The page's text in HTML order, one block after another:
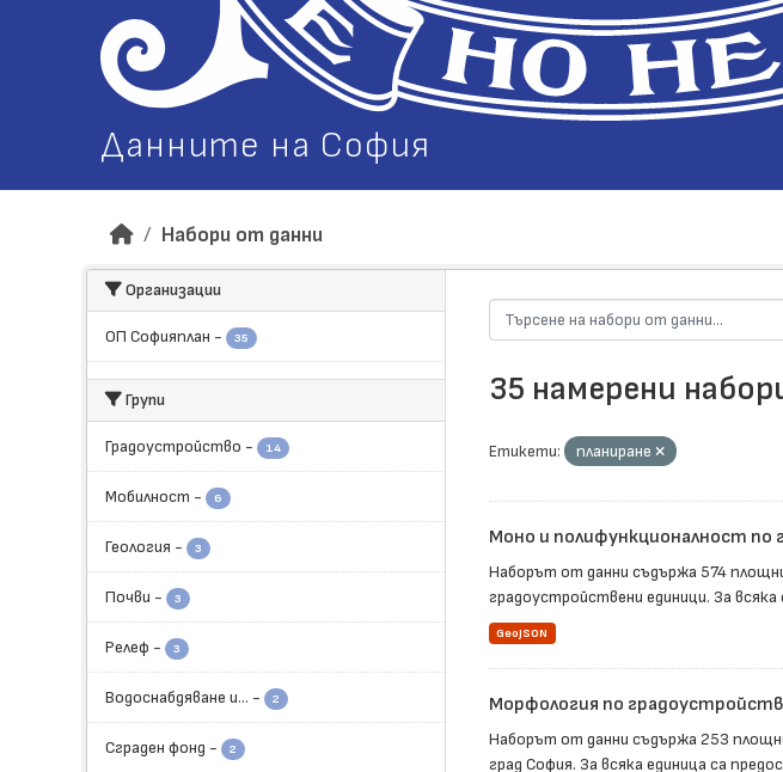
Данните на София
Набори от данни
Организации
ОП Софияплан - 35
Групи
Градоустройство - 14
Мобилност - 6
Геология - 3
Почви - 3
Релеф - 3
Водоснабдяване и... - 2
Сграден фонд - 2
35 намерени
Етикети: планиране
Моно и полифункционалност по
Наборът от данни съдържа 574
градоустройствени единици. За всяка
GeoJSON
Морфология по
Наборът от данни съдържа 253
град София. За всяка единица са